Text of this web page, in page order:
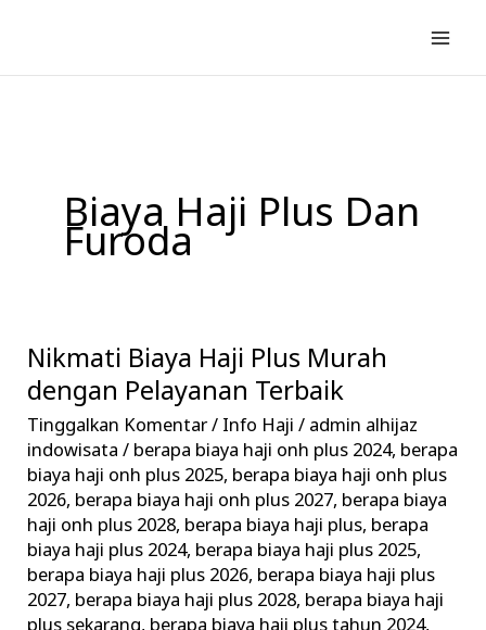
konten
Biaya Haji Plus Dan
Furoda
Nikmati Biaya Haji Plus Murah
dengan Pelayanan Terbaik
Tinggalkan Komentar/ Info Haji / admin alhijaz
indowisata/ berapa biaya haji onh plus 2024, berapa
biaya haji onh plus 2025, berapa biaya haji onh plus
2026, berapa biaya haji onh plus 2027, berapa biaya
haji onh plus 2028, berapa biaya haji plus, berapa
biaya haji plus 2024, berapa biaya haji plus 2025,
berapa biaya haji plus 2026, berapa biaya haji plus
2027, berapa biaya haji plus 2028, berapa biaya haji
Nikmati
Biaya
Haji
Plus
Murah
dengan
Pelayanan
Terbaik